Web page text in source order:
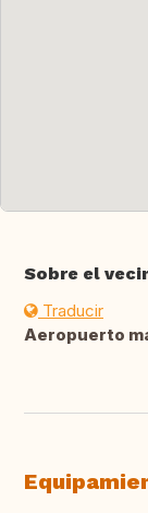
Sobre el
Traducir
Aeropuerto